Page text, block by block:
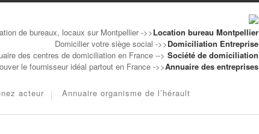
de bureaux, locaux sur Montpellier ->>Location bureau Montpellier
Domicilier votre siège social ->>Domiciliation Entreprise
des centres de domiciliation en France --> Société de domiciliation
le fournisseur idéal partout en France ->>Annuaire des entreprises
acteur Annuaire organisme de l’hérault